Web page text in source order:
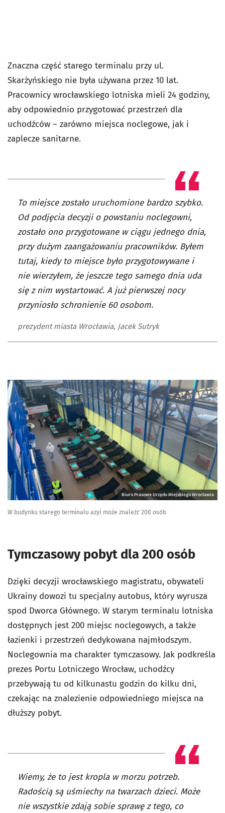
Znaczna część starego terminalu przy ul.
Skarżyńskiego nie była używana przez 10 lat.
Pracownicy wrocławskiego lotniska mieli 24 godziny,
aby odpowiednio przygotować przestrzeń dla
uchodźców – zarówno miejsca noclegowe, jak i
zaplecze sanitarne.
To miejsce zostało uruchomione bardzo szybko.
Od podjęcia decyzji o powstaniu noclegowni,
zostało ono przygotowane w ciągu jednego dnia,
przy dużym zaangażowaniu pracowników. Byłem
tutaj, kiedy to miejsce było przygotowywane i
nie wierzyłem, że jeszcze tego samego dnia uda
się z nim wystartować. A już pierwszej nocy
przyniosło schronienie 60 osobom.
prezydent miasta Wrocławia, Jacek Sutryk
Biuro Prasowe Urzędu Miejskiego Wrocławia
W budynku starego terminalu azyl może znaleźć 200 osób
Tymczasowy pobyt dla 200 osób
Dzięki decyzji wrocławskiego magistratu, obywateli
Ukrainy dowozi tu specjalny autobus, który wyrusza
spod Dworca Głównego. W starym terminalu lotniska
dostępnych jest 200 miejsc noclegowych, a także
łazienki i przestrzeń dedykowana najmłodszym.
Noclegownia ma charakter tymczasowy. Jak podkreśla
prezes Portu Lotniczego Wrocław, uchodźcy
przebywają tu od kilkunastu godzin do kilku dni,
czekając na znalezienie odpowiedniego miejsca na
dłuższy pobyt.
Wiemy, że to jest kropla w morzu potrzeb.
Radością są uśmiechy na twarzach dzieci. Może
nie wszystkie zdają sobie sprawę z tego, co